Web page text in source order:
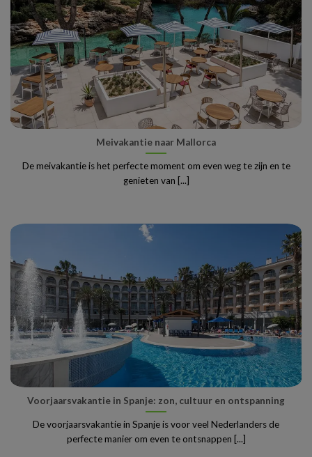
Meivakantie naar Mallorca
De meivakantie is het perfecte moment om even weg te zijn en te
genieten van [...]
Voorjaarsvakantie in Spanje: zon, cultuur en ontspanning
De voorjaarsvakantie in Spanje is voor veel Nederlanders de
perfecte manier om even te ontsnappen [...]